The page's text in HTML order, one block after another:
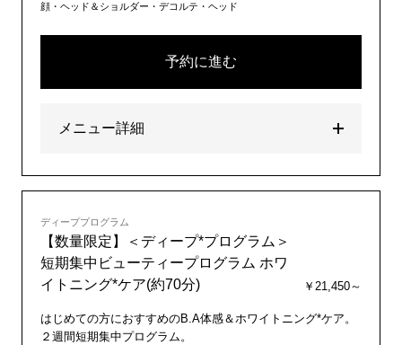
顔・ヘッド＆ショルダー・デコルテ・ヘッド
予約に進む
メニュー詳細
ディーププログラム
【数量限定】＜ディープ*プログラム＞
短期集中ビューティープログラム ホワ
イトニング*ケア(約70分)
￥21,450～
はじめての方におすすめのB.A体感＆ホワイトニング*ケア。
２週間短期集中プログラム。